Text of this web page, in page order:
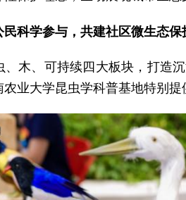
科学参与，共建社区微生态保
、木、可持续四大板块，打造
业大学昆虫学科普基地特别提